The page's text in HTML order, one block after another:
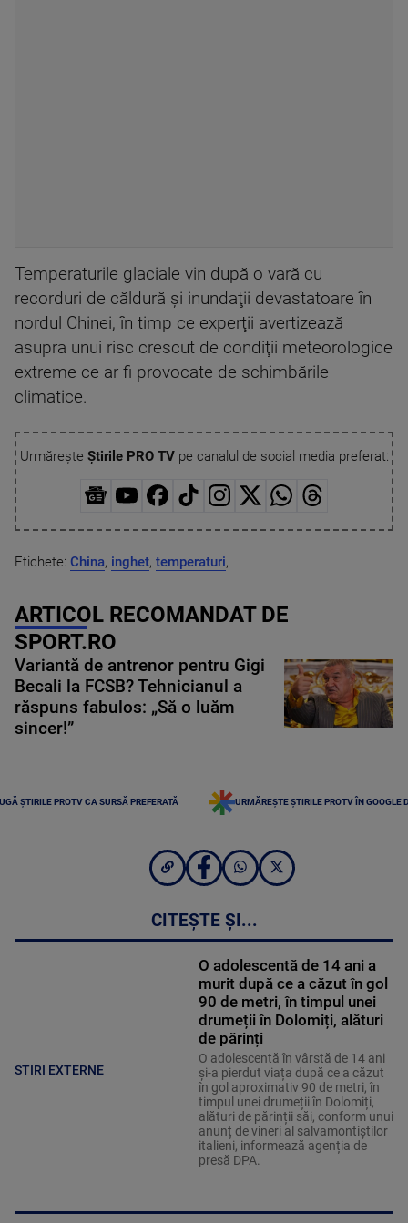
Temperaturile glaciale vin după o vară cu
recorduri de căldură şi inundaţii devastatoare în
nordul Chinei, în timp ce experţii avertizează
asupra unui risc crescut de condiţii meteorologice
extreme ce ar fi provocate de schimbările
climatice.
Urmărește Știrile PRO TVpe canalul de social media preferat:
Etichete: China, inghet, temperaturi,
ARTICOL RECOMANDAT DE
SPORT.RO
Variantă de antrenor pentru Gigi
Becali la FCSB? Tehnicianul a
răspuns fabulos: „Să o luăm
sincer!”
ȘTIRILE PROTV CA SURSĂ PREFERATĂ URMĂREȘTE ȘTIRILE PROTV ÎN GOOGLE
CITEȘTE ȘI...
STIRI EXTERNE
O adolescentă de 14 ani a
murit după ce a căzut în gol
90 de metri, în timpul unei
drumeții în Dolomiți, alături
de părinți
O adolescentă în vârstă de 14 ani
și-a pierdut viața după ce a căzut
în gol aproximativ 90 de metri, în
timpul unei drumeții în Dolomiți,
alături de părinții săi, conform unui
anunț de vineri al salvamontiștilor
italieni, informează agenția de
presă DPA.